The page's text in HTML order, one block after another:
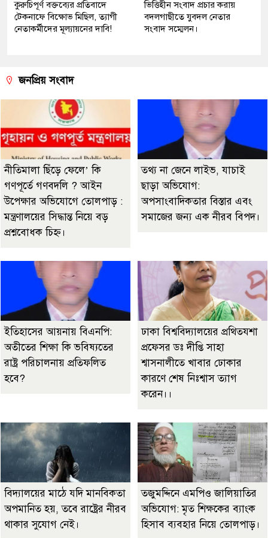
কুরুচিপূর্ণ বক্তব্যের প্রতিবাদে
টেকনাফে বিক্ষোভ মিছিল, ত্যাগী
নেতাকর্মীদের মূল্যায়নের দাবি!
ভিত্তিহীন সংবাদ প্রচার করায়
বদলগাছীতে যুবদল নেতার
সংবাদ সম্মেলন।
জনপ্রিয় সংবাদ
নীতিমালা ছিঁড়ে ফেলে’ কি
গণপূর্তে গণবদলি ? আইন
উপেক্ষার অভিযোগে তোলপাড় :
মন্ত্রণালয়ের সিদ্ধান্ত নিয়ে বড়
প্রশ্নবোধক চিহ্ন।
তথ্য না জেনে লাইভ, যাচাই
ছাড়া অভিযোগ:
অপসাংবাদিকতার বিস্তার এবং
সমাজের জন্য এক নীরব বিপদ।
ইতিহাসের আয়নায় বিএনপি:
অতীতের শিক্ষা কি ভবিষ্যতের
রাষ্ট্র পরিচালনায় প্রতিফলিত
হবে?
ঢাকা বিশ্ববিদ্যালয়ের প্রথিতযশা
প্রফেসর ডঃ দীপ্তি সাহা
শ্বাসনালীতে খাবার ঢোকার
কারণে শেষ নিঃশ্বাস ত্যাগ
করেন।।
বিদ্যালয়ের মাঠে যদি মানবিকতা
অপমানিত হয়, তবে রাষ্ট্রের নীরব
থাকার সুযোগ নেই।
তজুমদ্দিনে এমপিও জালিয়াতির
অভিযোগ: মৃত শিক্ষকের ব্যাংক
হিসাব ব্যবহার নিয়ে তোলপাড়।